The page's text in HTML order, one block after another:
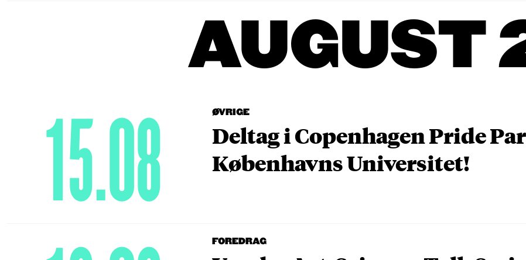
AUGUST
ØVRIGE
Deltag i Copenhagen Pride
Københavns Universitet!
15.08
FOREDRAG